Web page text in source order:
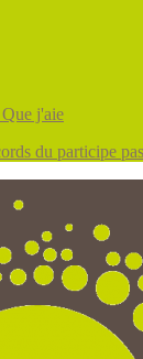
Que j'aie
du participe